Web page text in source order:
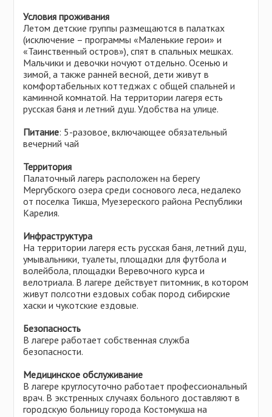
Условия проживания
Летом детские группы размещаются в палатках
(исключение – программы «Маленькие герои» и
«Таинственный остров»), спят в спальных мешках.
Мальчики и девочки ночуют отдельно. Осенью и
зимой, а также ранней весной, дети живут в
комфортабельных коттеджах с общей спальней и
каминной комнатой. На территории лагеря есть
русская баня и летний душ. Удобства на улице.
Питание: 5-разовое, включающее обязательный
вечерний чай
Территория
Палаточный лагерь расположен на берегу
Мергубского озера среди соснового леса, недалеко
от поселка Тикша, Муезереского района Республики
Карелия.
Инфраструктура
На территории лагеря есть русская баня, летний душ,
умывальники, туалеты, площадки для футбола и
волейбола, площадки Веревочного курса и
велотриала. В лагере действует питомник, в котором
живут полсотни ездовых собак пород сибирские
хаски и чукотские ездовые.
Безопасность
В лагере работает собственная служба
безопасности.
Медицинское обслуживание
В лагере круглосуточно работает профессиональный
врач. В экстренных случаях больного доставляют в
городскую больницу города Костомукша на